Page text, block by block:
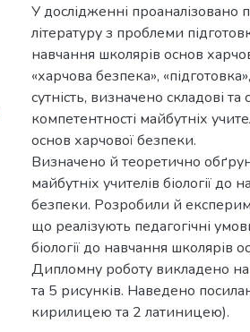
У дослідженні проаналізовано
літературу з проблеми
навчання школярів основ
«харчова безпека»,
сутність, визначено складові
компетентності майбутніх
основ харчової безпеки.
Визначено й теоретично
майбутніх учителів біології
безпеки. Розробили й
що реалізують педагогічні
біології до навчання школярів
Дипломну роботу викладено на
та 5 рисунків. Наведено
кирилицею та 2 латиницею).